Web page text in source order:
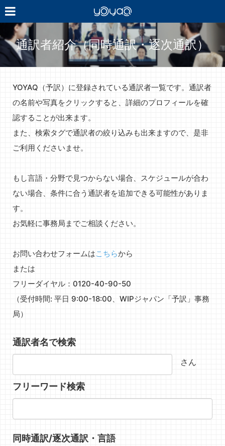
YOYAQ（予
訳）
通訳者紹介（同時通訳・逐次通訳）
YOYAQ（予訳）に登録されている通訳者一覧です。通訳者
の名前や写真をクリックすると、詳細のプロフィールを確
認することが出来ます。
また、検索タグで通訳者の絞り込みも出来ますので、是非
ご利用くださいませ。
もし言語・分野で見つからない場合、スケジュールが合わ
ない場合、条件に合う通訳者を追加できる可能性がありま
す。
お気軽に事務局までご相談ください。
お問い合わせフォームはこちらから
または
フリーダイヤル：0120-40-90-50
（受付時間: 平日 9:00-18:00、WIPジャパン「予訳」事務
局）
通訳者名で検索
さん
フリーワード検索
同時通訳/逐次通訳・言語